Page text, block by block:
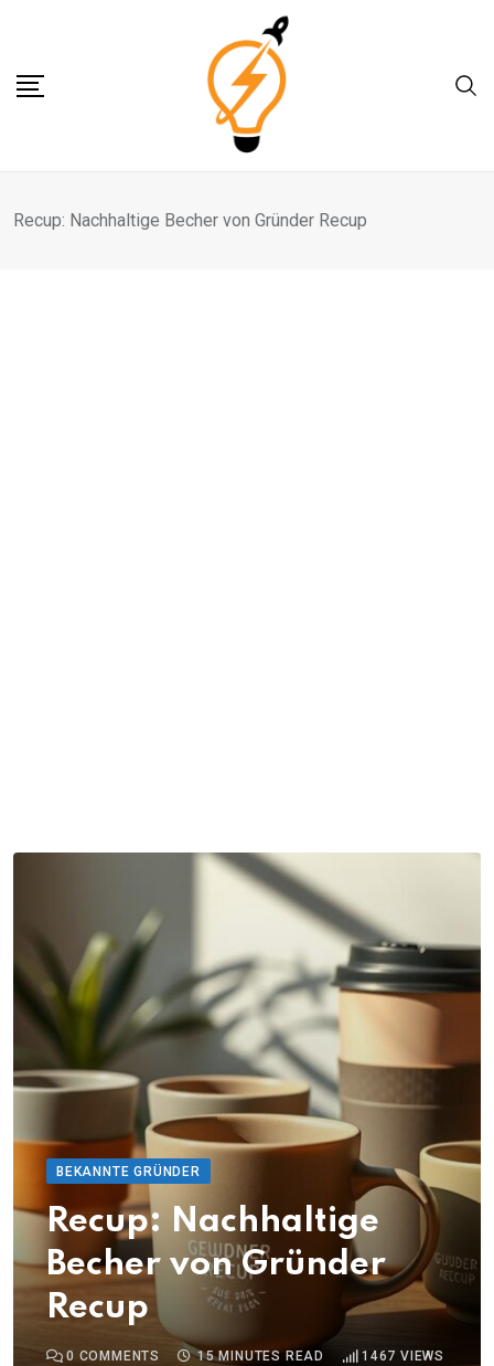
content
Recup: Nachhaltige Becher von Gründer Recup
BEKANNTE GRÜNDER
Recup: Nachhaltige
Becher von Gründer
Recup
0 COMMENTS 15 MINUTES READ 1467 VIEWS